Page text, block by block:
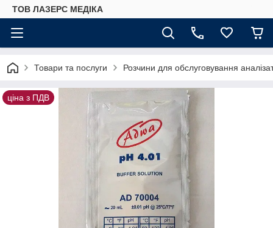
ТОВ ЛАЗЕРС МЕДІКА
Товари та послуги Розчини для обслуговування
ціна з ПДВ